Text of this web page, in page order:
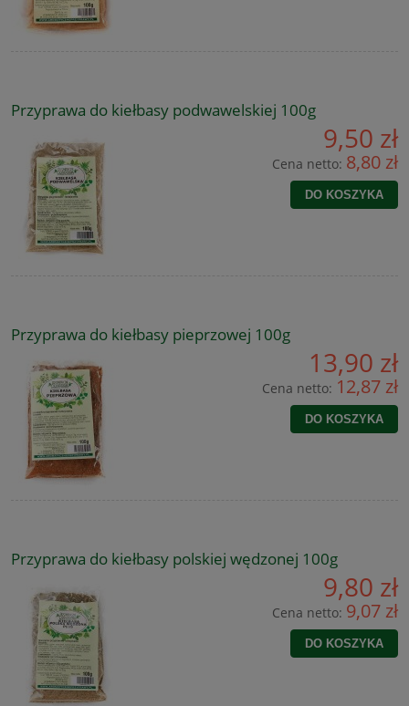
Przyprawa do kiełbasy podwawelskiej 100g
9,50 zł
Cena netto: 8,80 zł
DO KOSZYKA
Przyprawa do kiełbasy pieprzowej 100g
13,90 zł
Cena netto: 12,87 zł
DO KOSZYKA
Przyprawa do kiełbasy polskiej wędzonej 100g
9,80 zł
Cena netto: 9,07 zł
DO KOSZYKA